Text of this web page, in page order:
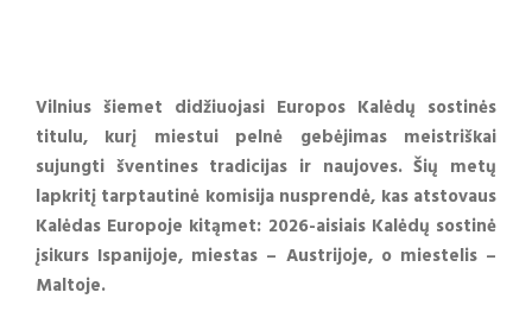
Vilnius šiemet didžiuojasi Europos Kalėdų sostinės
titulu, kurį miestui pelnė gebėjimas meistriškai
sujungti šventines tradicijas ir naujoves. Šių metų
lapkritį tarptautinė komisija nusprendė, kas atstovaus
Kalėdas Europoje kitąmet: 2026-aisiais Kalėdų sostinė
įsikurs Ispanijoje, miestas – Austrijoje, o miestelis –
Maltoje.